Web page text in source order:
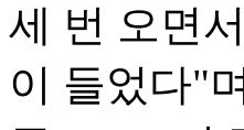
세 번 오면
이 들었다"